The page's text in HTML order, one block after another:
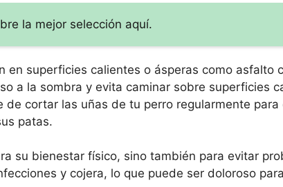
la mejor selección aquí.
superficies calientes o ásperas como asfalto
a la sombra y evita caminar sobre superficies
cortar las uñas de tu perro regularmente para
patas.
su bienestar físico, sino también para evitar
y cojera, lo que puede ser doloroso